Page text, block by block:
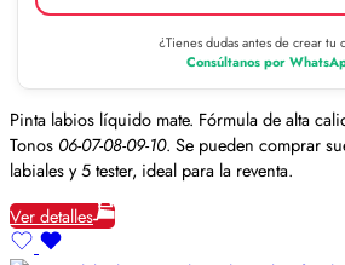
¿Tienes dudas antes de crear tu
Consúltanos por
Pinta labios líquido mate. Fórmula de alta
Tonos 06-07-08-09-10. Se pueden comprar
labiales y 5 tester, ideal para la reventa.
Ver detalles